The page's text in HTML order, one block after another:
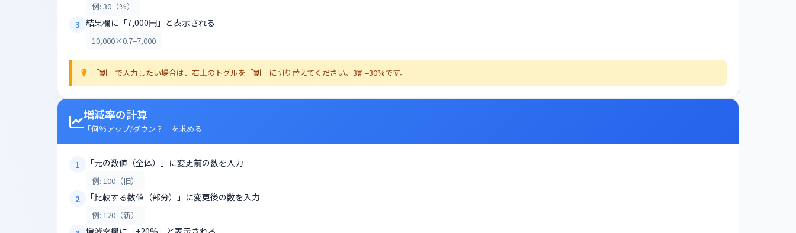
例: 30（%）
3 結果欄に「7,000円」と表示される
10,000×0.7=7,000
「割」で入力したい場合は、右上のトグルを「割」に切り替えてください。3割=30%です。
増減率の計算
「何％アップ/ダウン？」を求める
1 「元の数値（全体）」に変更前の数を入力
例: 100（旧）
2 「比較する数値（部分）」に変更後の数を入力
例: 120（新）